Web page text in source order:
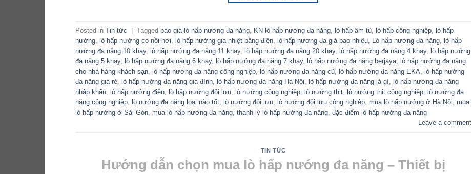
Posted in Tin tức Tagged báo giá lò hấp nướng đa năng KN lò hấp nướng đa năng lò hấp âm tủ lò hấp công nghiệp
lò hấp
nướng
lò hấp nướng có nồi hơi lò hấp nướng gia nhiệt bằng điện lò hấp nướng đa giá bao nhiêu Lò hấp nướng đa năng
lò hấp
nướng đa năng 10 khay, lò hấp nướng đa năng 11 khay, lò hấp nướng đa năng 20 khay, lò hấp nướng đa năng 4 khay,
lò hấp nướng
đa năng 5 khay, lò hấp nướng đa năng 6 khay, lò hấp nướng đa năng 7 khay, lò hấp nướng đa năng berjaya
lò hấp nướng đa năng
cho nhà hàng khách sạn
lò hấp nướng đa năng công nghiệp lò hấp nướng đa năng cũ lò hấp nướng đa năng EKA
lò hấp nướng
đa năng giá rẻ
lò hấp nướng đa năng gia đình lò hấp nướng đa năng Hà Nội lò hấp nướng đa năng là gì
lò hấp nướng đa năng
nhập khẩu
lò hấp nướng điện lò hấp nướng đối lưu lò nướng công nghiệp lò nướng thịt lò nướng thịt công nghiệp
lò nướng đa
năng công nghiệp
lò nướng đa năng loại nào tốt lò nướng đối lưu lò nướng đối lưu công nghiệp mua lò hấp nướng ở Hà Nội mua
lò hấp nướng ở Sài Gòn mua lò hấp nướng đa năng thanh lý lò hấp nướng đa năng đặc điểm lò hấp nướng đa năng
Leave a comment
TIN TỨC
Hướng dẫn chọn mua lò hấp nướng đa năng – Thiết bị